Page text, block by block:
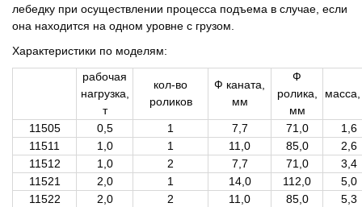
лебедку при осуществлении процесса подъема в случае, если
она находится на одном уровне с грузом.
Характеристики по моделям:
рабочая
нагрузка,
т
кол-во
роликов
Ф каната,
мм
Ф
ролика,
мм
масса,
11505 0,5 1 7,7 71,0
1,6
11511
1,0 1 11,0 85,0
2,6
11512
1,0 2 7,7 71,0
3,4
11521
2,0 1 14,0 112,0
5,0
11522
2,0 2 11,0 85,0
5,3